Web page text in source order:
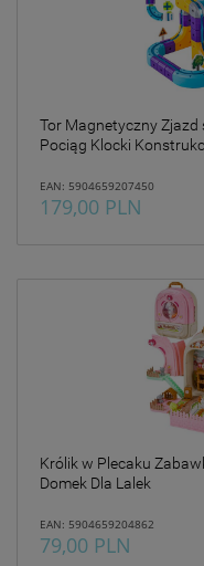
Tor Magnetyczny
Pociąg Klocki
EAN: 5904659207450
179,00 PLN
Królik w Plecaku
Domek Dla Lalek
EAN: 5904659204862
79,00 PLN